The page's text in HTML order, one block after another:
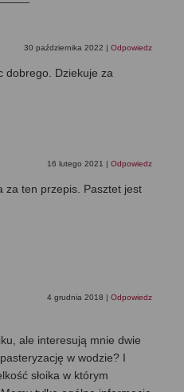
30 października 2022 | Odpowiedz
dobrego. Dziekuje za
16 lutego 2021 | Odpowiedz
za ten przepis. Pasztet jest
4 grudnia 2018 | Odpowiedz
ale interesują mnie dwie
w wodzie? I
słoika w którym